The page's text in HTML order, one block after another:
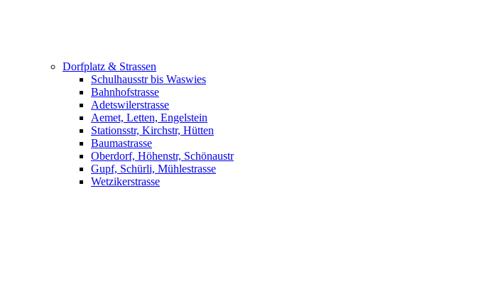
Dorfplatz & Strassen
Schulhausstr bis Waswies
Bahnhofstrasse
Adetswilerstrasse
Aemet, Letten, Engelstein
Stationsstr, Kirchstr, Hütten
Baumastrasse
Oberdorf, Höhenstr, Schönaustr
Gupf, Schürli, Mühlestrasse
Wetzikerstrasse